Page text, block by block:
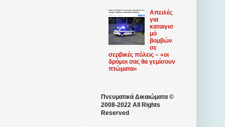
Απειλές
για
καταιγισ
μό
βομβών
σε
σερβικές πόλεις – «οι
δρόμοι σας θα γεμίσουν
πτώματα»
Πνευματικά Δικαιώματα ©
2008-2022 All Rights
Reserved